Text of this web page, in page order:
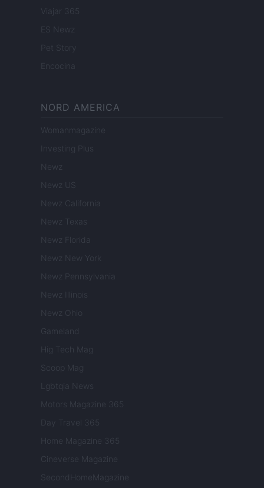
Viajar 365
ES Newz
Pet Story
Encocina
NORD AMERICA
Womanmagazine
Investing Plus
Newz
Newz US
Newz California
Newz Texas
Newz Florida
Newz New York
Newz Pennsylvania
Newz Illinois
Newz Ohio
Gameland
Hig Tech Mag
Scoop Mag
Lgbtqia News
Motors Magazine 365
Day Travel 365
Home Magazine 365
Cineverse Magazine
SecondHomeMagazine